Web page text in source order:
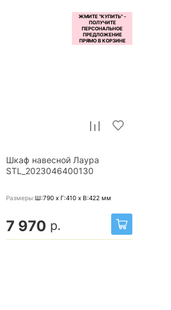
Шкаф навесной Лаура
STL_2023046400130
Размеры:Ш:790 x Г:410 x В:422 мм
7 970 р.